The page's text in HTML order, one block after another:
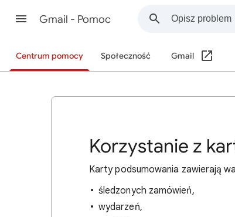
Gmail - Pomoc
Centrum pomocy Społeczność Gmail
Korzystanie z
Karty podsumowania zawierają
śledzonych zamówień,
wydarzeń,